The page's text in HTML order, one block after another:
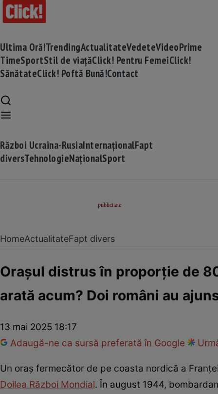
Ultima Oră!TrendingActualitateVedeteVideoPrime
TimeSportStil de viațăClick! Pentru FemeiClick!
SănătateClick! Poftă Bună!Contact
Război Ucraina-RusiaInternaționalFapt
diversTehnologieNaționalSport
HomeActualitateFapt divers
Orașul distrus în proporție de
arată acum? Doi români au
13 mai 2025 18:17
Adaugă-ne ca sursă preferată în Google
Un oraș fermecător de pe coasta nordică a
Doilea Război Mondial. În august 1944,